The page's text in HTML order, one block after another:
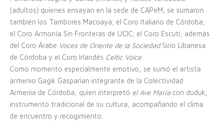
(adultos) quienes ensayan en la sede de CAPeM; se sumaron
también los Tambores Macoaya; el Coro Italiano de Córdoba;
el Coro Armonía Sin Fronteras de UCIC; el Coro Escuti, además
del Coro Árabe Voces de Oriente de la SociedadSirio Libanesa
de Córdoba y el Coro Irlandés Celtic Voice.
Como momento especialmente emotivo, se sumó el artista
armenio Gagik Gasparian integrante de la Colectividad
Armenia de Córdoba, quien interpretó el Ave Maríacon duduk,
instrumento tradicional de su cultura, acompañando el clima
de encuentro y recogimiento.